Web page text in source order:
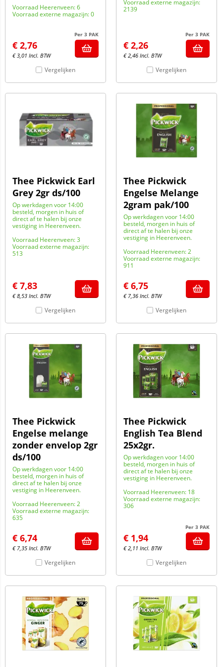
Voorraad Heerenveen: 6
Voorraad externe magazijn: 0
Per 3 PAK
€ 2,76
€3,01 Incl. BTW
Vergelijken
Voorraad externe magazijn:
2139
Per 3 PAK
€ 2,26
€2,46 Incl. BTW
Vergelijken
Thee Pickwick Earl
Grey 2gr ds/100
Op werkdagen voor 14:00
besteld, morgen in huis of
direct af te halen bij onze
vestiging in Heerenveen.
Voorraad Heerenveen: 3
Voorraad externe magazijn:
513
€ 7,83
€8,53 Incl. BTW
Vergelijken
Thee Pickwick
Engelse Melange
2gram pak/100
Op werkdagen voor 14:00
besteld, morgen in huis of
direct af te halen bij onze
vestiging in Heerenveen.
Voorraad Heerenveen: 2
Voorraad externe magazijn:
911
€ 6,75
€ 7,36 Incl. BTW
Vergelijken
Thee Pickwick
Engelse melange
zonder envelop 2gr
ds/100
Op werkdagen voor 14:00
besteld, morgen in huis of
direct af te halen bij onze
vestiging in Heerenveen.
Voorraad Heerenveen: 2
Voorraad externe magazijn:
635
€ 6,74
€ 7,35 Incl. BTW
Vergelijken
Thee Pickwick
English Tea Blend
25x2gr.
Op werkdagen voor 14:00
besteld, morgen in huis of
direct af te halen bij onze
vestiging in Heerenveen.
Voorraad Heerenveen: 18
Voorraad externe magazijn:
306
Per 3 PAK
€ 1,94
€2,11 Incl. BTW
Vergelijken